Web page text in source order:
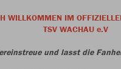
WILLKOMMEN IM
TSV WACHAU e.V
und lasst die